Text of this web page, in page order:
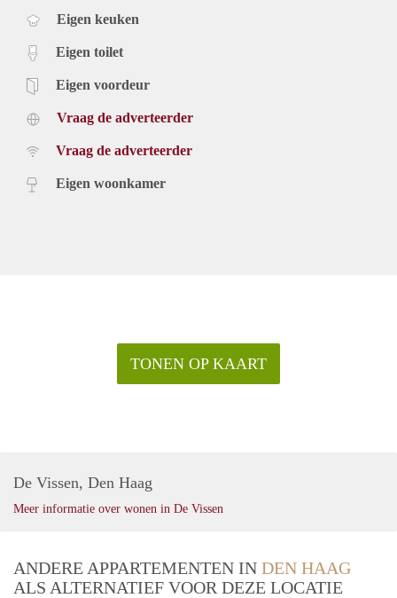
Eigen keuken
Eigen toilet
Eigen voordeur
Vraag de adverteerder
Vraag de adverteerder
Eigen woonkamer
TONEN OP KAART
De Vissen, Den Haag
Meer informatie over wonen in De Vissen
ANDERE APPARTEMENTEN IN DEN HAAG
ALS ALTERNATIEF VOOR DEZE LOCATIE